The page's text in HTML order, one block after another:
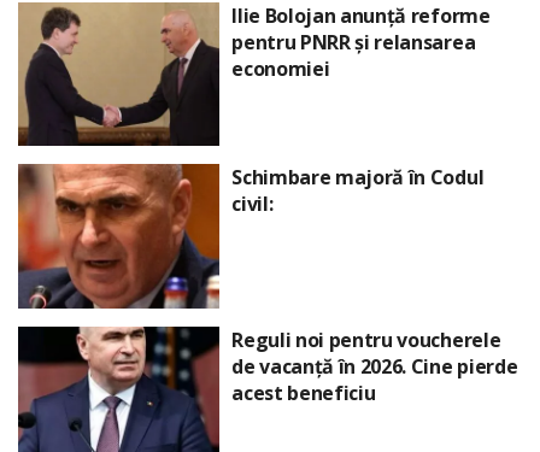
Ilie Bolojan anunță reforme
pentru PNRR și relansarea
economiei
Schimbare majoră în Codul
civil:
Reguli noi pentru voucherele
de vacanță în 2026. Cine pierde
acest beneficiu